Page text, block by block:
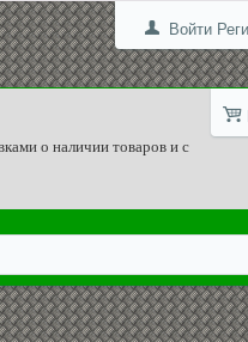
Войти
о наличии товаров и с